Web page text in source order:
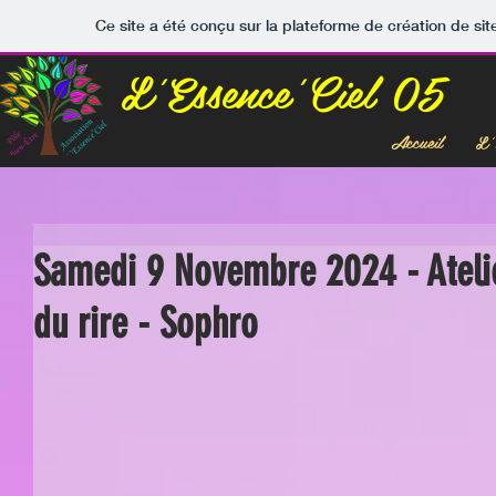
Ce site a été conçu sur la plateforme de création de
L'Essence'Ciel 05
Accueil
Samedi 9 Novembre 2024 -
du rire - Sophro